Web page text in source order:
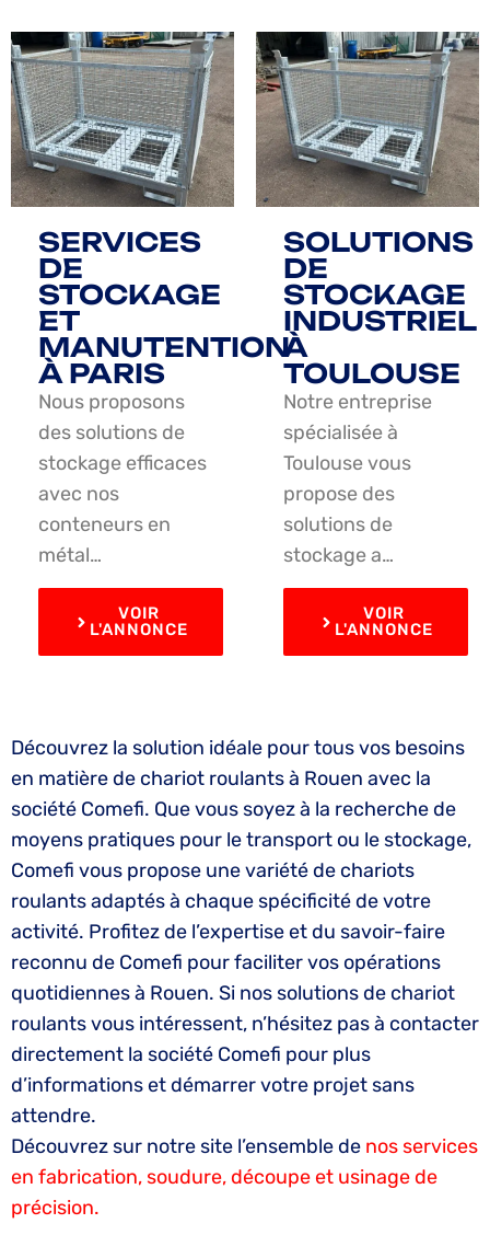
SERVICES
DE
STOCKAGE
ET
MANUTENTION
À PARIS
Nous proposons
des solutions de
stockage efficaces
avec nos
conteneurs en
métal…
VOIR
L'ANNONCE
SOLUTIONS
DE
STOCKAGE
INDUSTRIEL
À
TOULOUSE
Notre entreprise
spécialisée à
Toulouse vous
propose des
solutions de
stockage a…
VOIR
L'ANNONCE
Découvrez la solution idéale pour tous vos besoins
en matière de chariot roulants à Rouen avec la
société Comefi. Que vous soyez à la recherche de
moyens pratiques pour le transport ou le stockage,
Comefi vous propose une variété de chariots
roulants adaptés à chaque spécificité de votre
activité. Profitez de l’expertise et du savoir-faire
reconnu de Comefi pour faciliter vos opérations
quotidiennes à Rouen. Si nos solutions de chariot
roulants vous intéressent, n’hésitez pas à contacter
directement la société Comefi pour plus
d’informations et démarrer votre projet sans
attendre.
Découvrez sur notre site l’ensemble de nos services
en fabrication, soudure, découpe et usinage de
précision.